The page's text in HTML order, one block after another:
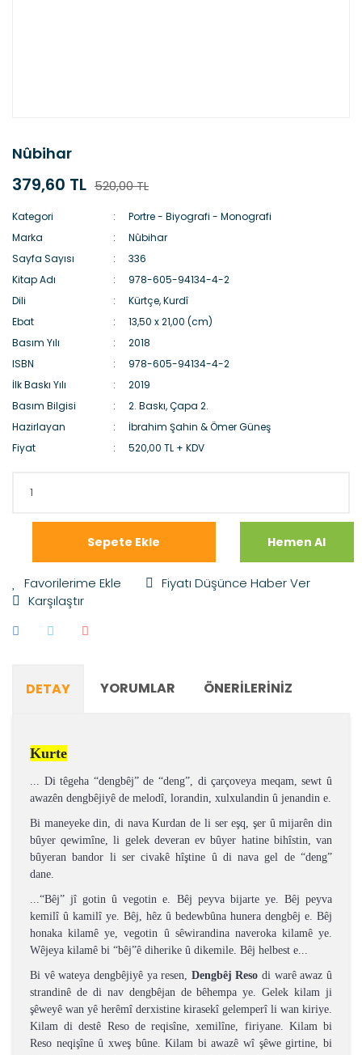
Nûbihar
379,60 TL 520,00 TL
Kategori
Portre - Biyografi - Monografi
Marka
Nûbihar
Sayfa Sayısı
336
Kitap Adı
978-605-94134-4-2
Dili
Kürtçe, Kurdî
Ebat
13,50 x 21,00 (cm)
Basım Yılı
2018
ISBN
978-605-94134-4-2
İlk Baskı Yılı
2019
Basım Bilgisi
2. Baskı, Çapa 2.
Hazirlayan
İbrahim Şahin & Ömer Güneş
Fiyat
520,00 TL + KDV
Sepete Ekle Hemen Al
Fiyatı Düşünce Haber Ver
Karşılaştır
DETAY YORUMLAR ÖNERILERINIZ
Kurte
... Di têgeha “dengbêj” de “deng”, di çarçoveya meqam, sewt û
awazên dengbêjiyê de melodî, lorandin, xulxulandin û jenandin e.
Bi maneyeke din, di nava Kurdan de li ser eşq, şer û mijarên din
bûyer qewimîne, li gelek deveran ev bûyer hatine bihîstin, van
bûyeran bandor li ser civakê hîştine û di nava gel de “deng”
dane.
...“Bêj” jî gotin û vegotin e. Bêj peyva bijarte ye. Bêj peyva
kemilî û kamilî ye. Bêj, hêz û bedewbûna hunera dengbêj e. Bêj
honaka kilamê ye, vegotin û sêwirandina naveroka kilamê ye.
Wêjeya kilamê bi “bêj”ê diherike û dikemile. Bêj helbest e...
Bi vê wateya dengbêjiyê ya resen, Dengbêj Reso di warê awaz û
strandinê de di nav dengbêjan de bêhempa ye. Gelek kilam ji
şêweyê wan yê herêmî derxistine kirasekî gelemperî li wan kiriye.
Kilam di destê Reso de reqisîne, xemilîne, firiyane. Kilam bi
Reso neqişîne û xweş bûne. Kilam bi awazê wî şêwe girtine, bi